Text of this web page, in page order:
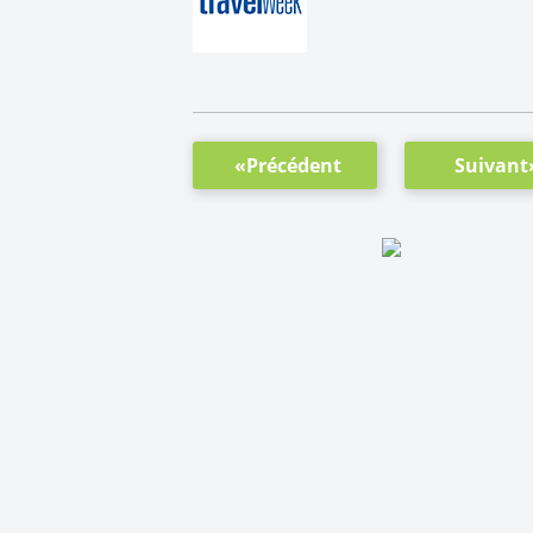
«Précédent